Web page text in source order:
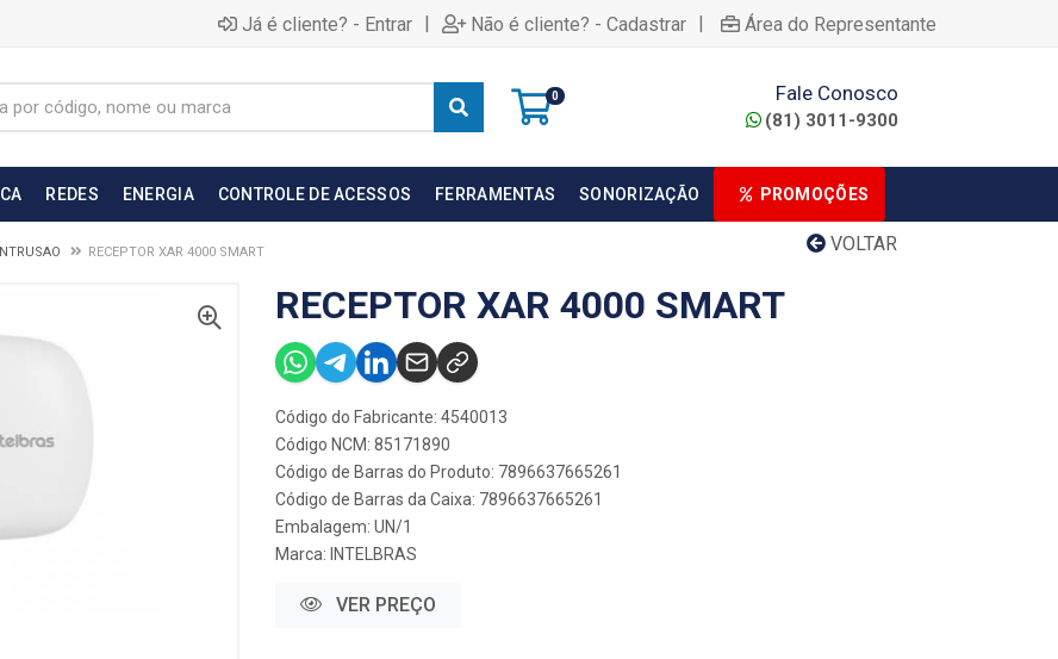
Já é cliente? - Entrar | Não é cliente? - Cadastrar | Área do Representante
0 Fale Conosco
(81) 3011-9300
REDES ENERGIA CONTROLE DE ACESSOS FERRAMENTAS SONORIZAÇÃO PROMOÇÕES
VOLTAR
RECEPTOR XAR 4000 SMART
RECEPTOR XAR 4000 SMART
Código do Fabricante: 4540013
Código NCM: 85171890
Código de Barras do Produto: 7896637665261
Código de Barras da Caixa: 7896637665261
Embalagem: UN/1
Marca: INTELBRAS
VER PREÇO